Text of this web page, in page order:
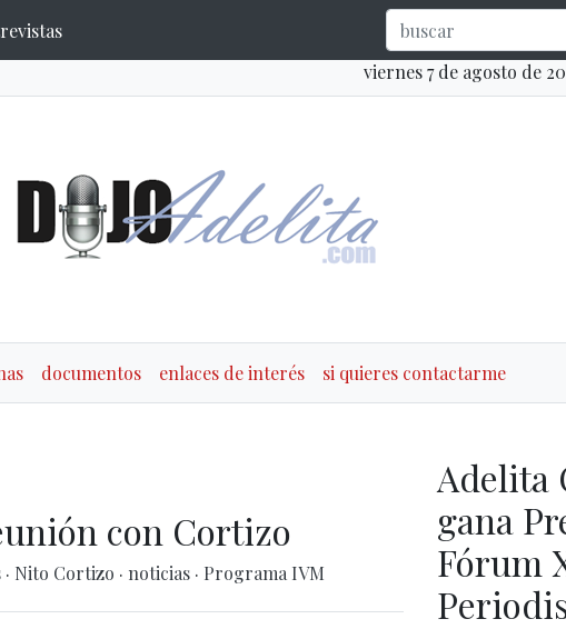
viernes 7 de agosto de
documentos enlaces de interés si quieres contactarme
con Cortizo
· Nito Cortizo · noticias · Programa IVM
Adelita
gana
Fórum